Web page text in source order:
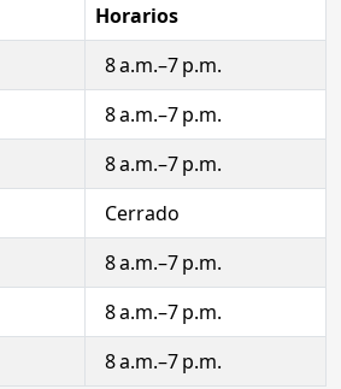
Horarios
8 a.m.–7 p.m.
8 a.m.–7 p.m.
8 a.m.–7 p.m.
Cerrado
8 a.m.–7 p.m.
8 a.m.–7 p.m.
8 a.m.–7 p.m.